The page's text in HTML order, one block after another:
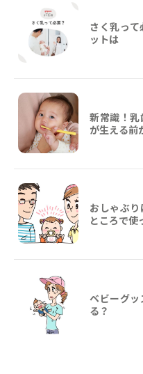
さく乳っ
ットは
新常識！
が生える前
おしゃぶ
ところで使
ベビーグ
る？